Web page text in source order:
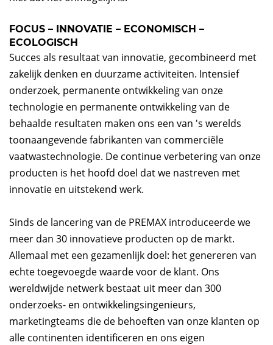
FOCUS – INNOVATIE – ECONOMISCH –
ECOLOGISCH
Succes als resultaat van innovatie, gecombineerd met
zakelijk denken en duurzame activiteiten. Intensief
onderzoek, permanente ontwikkeling van onze
technologie en permanente ontwikkeling van de
behaalde resultaten maken ons een van 's werelds
toonaangevende fabrikanten van commerciële
vaatwastechnologie. De continue verbetering van onze
producten is het hoofd doel dat we nastreven met
innovatie en uitstekend werk.
Sinds de lancering van de PREMAX introduceerde we
meer dan 30 innovatieve producten op de markt.
Allemaal met een gezamenlijk doel: het genereren van
echte toegevoegde waarde voor de klant. Ons
wereldwijde netwerk bestaat uit meer dan 300
onderzoeks- en ontwikkelingsingenieurs,
marketingteams die de behoeften van onze klanten op
alle continenten identificeren en ons eigen